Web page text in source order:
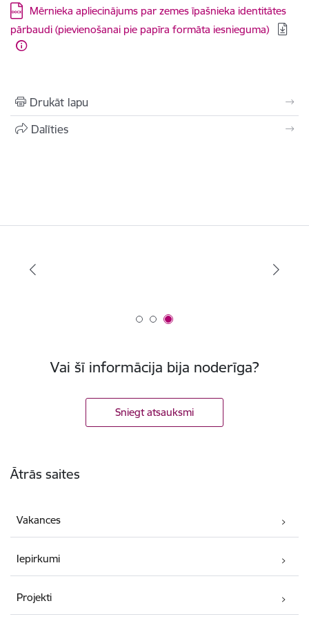
Lejupielādēt:
Mērnieka apliecinājums par zemes īpašnieka identitātes
pārbaudi (pievienošanai pie papīra formāta iesnieguma)
Drukāt lapu
Dalīties
Vai šī informācija bija noderīga?
Sniegt atsauksmi
Ātrās saites
Vakances
Iepirkumi
Projekti